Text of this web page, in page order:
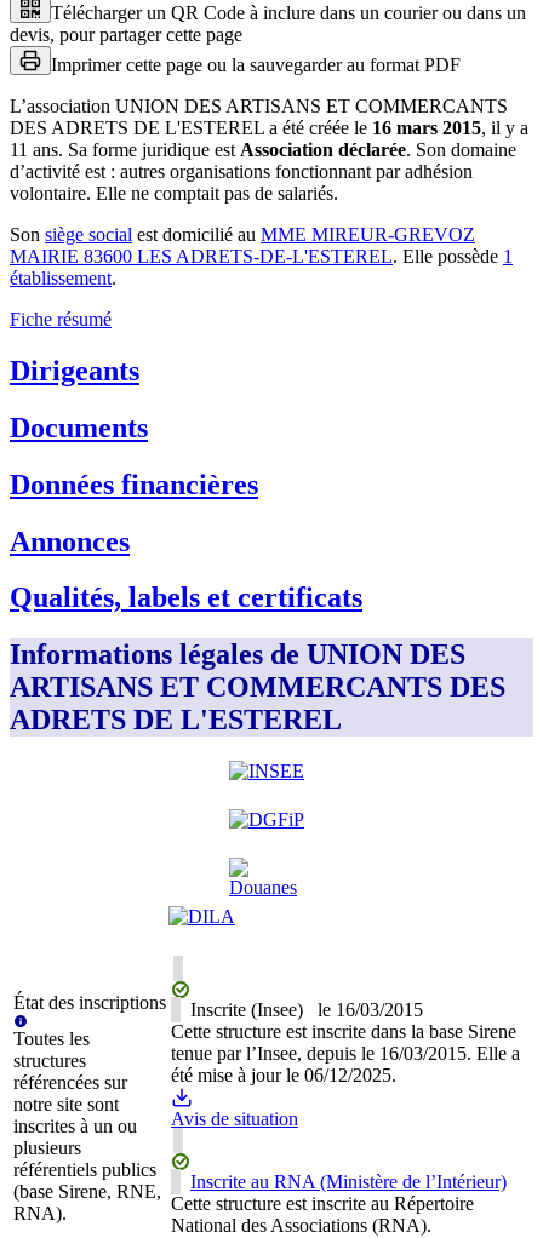
Télécharger un QR Code à inclure dans un courier ou dans un
devis, pour partager cette page
Imprimer cette page ou la sauvegarder au format PDF
L’association UNION DES ARTISANS ET COMMERCANTS
DES ADRETS DE L'ESTEREL a été créée le 16 mars 2015, il y a
11 ans. Sa forme juridique est Association déclarée. Son domaine
d’activité est : autres organisations fonctionnant par adhésion
volontaire. Elle ne comptait pas de salariés.
Son siège social est domicilié au MME MIREUR-GREVOZ
MAIRIE 83600 LES ADRETS-DE-L'ESTEREL. Elle possède 1
établissement.
Fiche résumé
Dirigeants
Documents
Données financières
Annonces
Qualités, labels et certificats
Informations légales de UNION DES
ARTISANS ET COMMERCANTS DES
ADRETS DE L'ESTEREL
État des inscriptions
Toutes les
structures
référencées sur
notre site sont
inscrites à un ou
plusieurs
référentiels publics
(base Sirene, RNE,
RNA).
Inscrite (Insee) le 16/03/2015
Cette structure est inscrite dans la base Sirene
tenue par l’Insee, depuis le 16/03/2015. Elle a
été mise à jour le 06/12/2025.
Avis de situation
Inscrite au RNA (Ministère de l’Intérieur)
Cette structure est inscrite au Répertoire
National des Associations (RNA).